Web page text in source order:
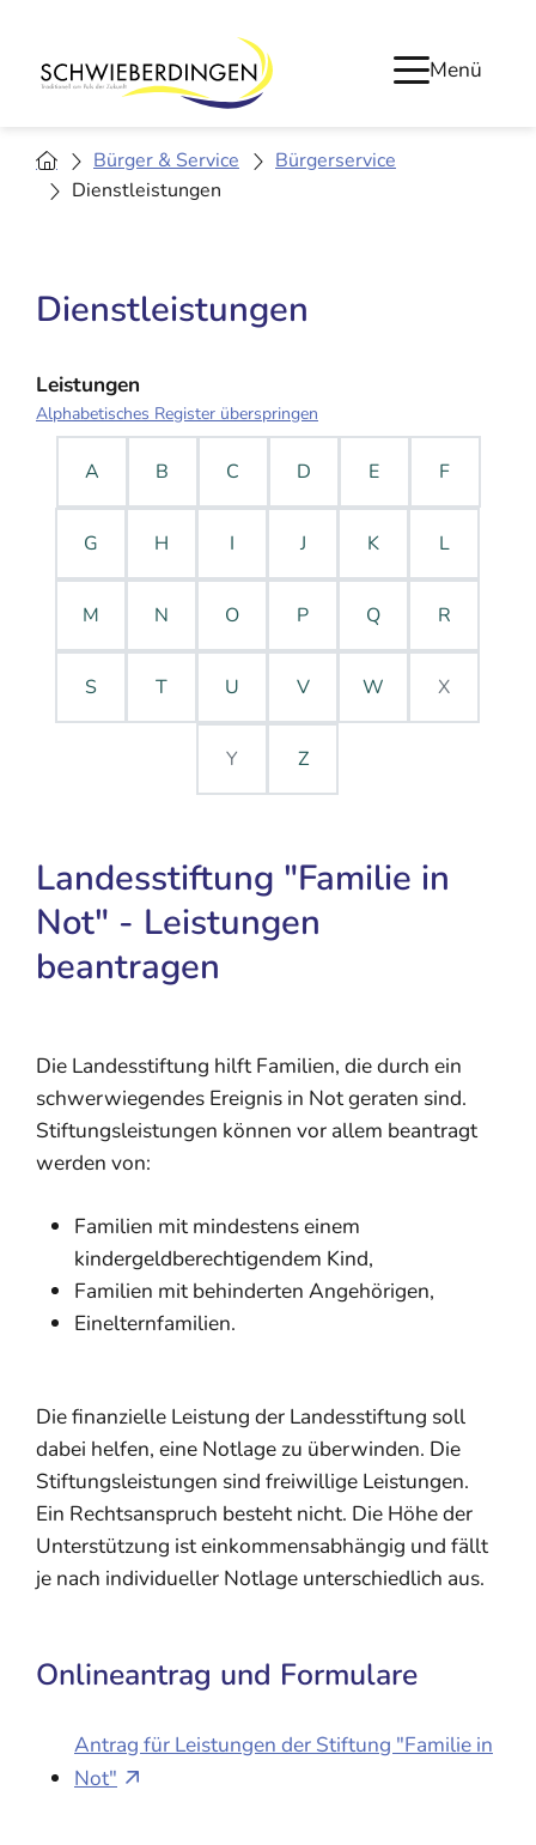
Menü
Bürger & Service
Bürgerservice
Dienstleistungen
Dienstleistungen
Leistungen
Alphabetisches Register überspringen
A B C D E F
G H I J K L
M N O P Q R
S T U V W X
Y Z
Landesstiftung "Familie in
Not" - Leistungen
beantragen
Die Landesstiftung hilft Familien, die durch ein
schwerwiegendes Ereignis in Not geraten sind.
Stiftungsleistungen können vor allem beantragt
werden von:
Familien mit mindestens einem
kindergeldberechtigendem Kind,
Familien mit behinderten Angehörigen,
Einelternfamilien.
Die finanzielle Leistung der Landesstiftung soll
dabei helfen, eine Notlage zu überwinden. Die
Stiftungsleistungen sind freiwillige Leistungen.
Ein Rechtsanspruch besteht nicht. Die Höhe der
Unterstützung ist einkommensabhängig und fällt
je nach individueller Notlage unterschiedlich aus.
Onlineantrag und Formulare
Antrag für Leistungen der Stiftung "Familie in
Not"